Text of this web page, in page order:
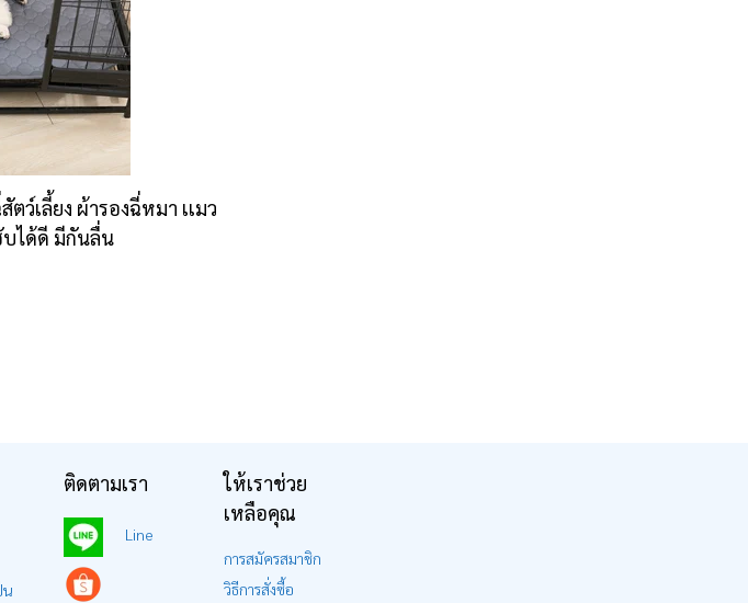
ว์เลี้ยง ผ้ารองฉี่หมา เเมว
ได้ดี มีกันลื่น
น
ติดตามเรา
Line
ให้เราช่วย
เหลือคุณ
การสมัครสมาชิก
วิธีการสั่งซื้อ